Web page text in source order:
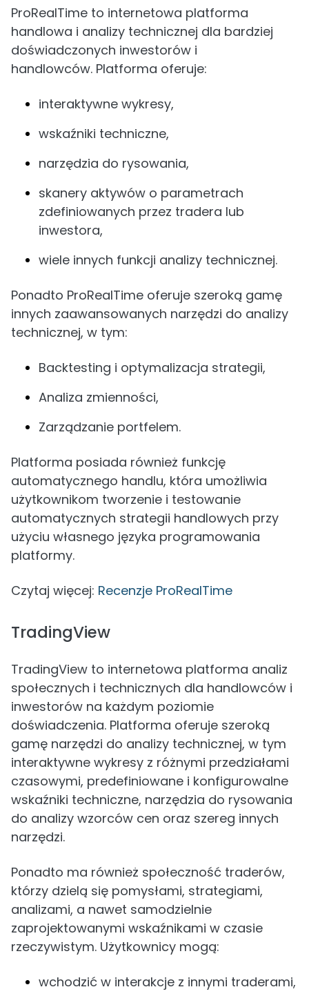
ProRealTime to internetowa platforma
handlowa i analizy technicznej dla bardziej
doświadczonych inwestorów i
handlowców. Platforma oferuje:
interaktywne wykresy,
wskaźniki techniczne,
narzędzia do rysowania,
skanery aktywów o parametrach
zdefiniowanych przez tradera lub
inwestora,
wiele innych funkcji analizy technicznej.
Ponadto ProRealTime oferuje szeroką gamę
innych zaawansowanych narzędzi do analizy
technicznej, w tym:
Backtesting i optymalizacja strategii,
Analiza zmienności,
Zarządzanie portfelem.
Platforma posiada również funkcję
automatycznego handlu, która umożliwia
użytkownikom tworzenie i testowanie
automatycznych strategii handlowych przy
użyciu własnego języka programowania
platformy.
Czytaj więcej: Recenzje ProRealTime
TradingView
TradingView to internetowa platforma analiz
społecznych i technicznych dla handlowców i
inwestorów na każdym poziomie
doświadczenia. Platforma oferuje szeroką
gamę narzędzi do analizy technicznej, w tym
interaktywne wykresy z różnymi przedziałami
czasowymi, predefiniowane i konfigurowalne
wskaźniki techniczne, narzędzia do rysowania
do analizy wzorców cen oraz szereg innych
narzędzi.
Ponadto ma również społeczność traderów,
którzy dzielą się pomysłami, strategiami,
analizami, a nawet samodzielnie
zaprojektowanymi wskaźnikami w czasie
rzeczywistym. Użytkownicy mogą:
wchodzić w interakcje z innymi traderami,